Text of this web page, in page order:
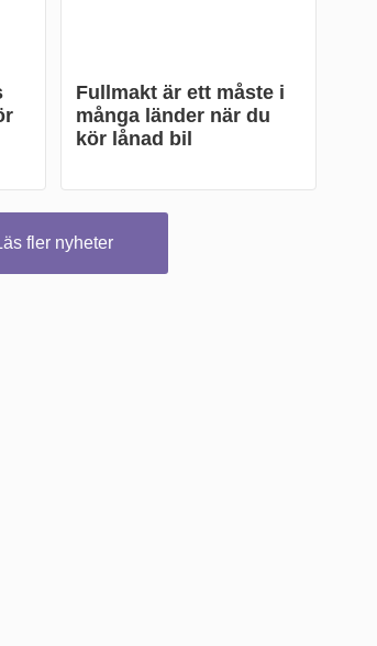
Fullmakt är ett måste i
många länder när du
kör lånad bil
fler nyheter